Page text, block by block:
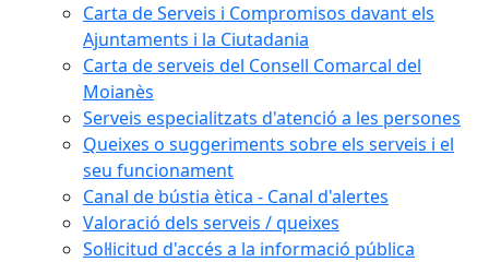
Carta de Serveis i Compromisos davant els
Ajuntaments i la Ciutadania
Carta de serveis del Consell Comarcal del
Moianès
Serveis especialitzats d'atenció a les persones
Queixes o suggeriments sobre els serveis i el
seu funcionament
Canal de bústia ètica - Canal d'alertes
Valoració dels serveis / queixes
Sol·licitud d'accés a la informació pública